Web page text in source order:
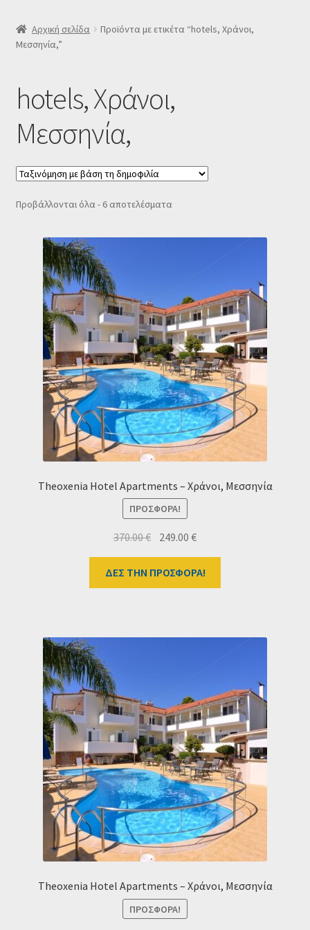
SLIDER
Δελτίο νέων
Επιβεβαίωση εγγραφής στο Newsletter του Dealistas.gr
Επικοινωνία
Καλάθι
Κατάστημα
Ο λογαριασμός μου
Ταμείο
HOME
Αρχική σελίδα
Προϊόντα με ετικέτα “hotels, Χράνοι,
Μεσσηνία,”
hotels, Χράνοι,
Μεσσηνία,
Προβάλλονται όλα - 6 αποτελέσματαSorted
Theoxenia Hotel Apartments – Χράνοι, Μεσσηνία
ΠΡΟΣΦΟΡΆ!
370.00€ Original
price
was:
370.00 €.
249.00€Η
τρέχουσα
τιμή
είναι:
ΔΕΣ ΤΗΝ ΠΡΟΣΦΟΡΑ!
Theoxenia Hotel Apartments – Χράνοι, Μεσσηνία
ΠΡΟΣΦΟΡΆ!